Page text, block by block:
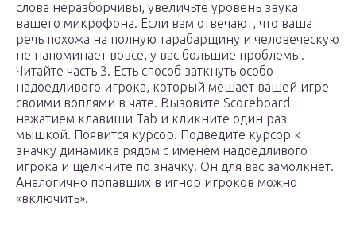
слова неразборчивы, увеличьте уровень звука
вашего микрофона. Если вам отвечают, что ваша
речь похожа на полную тарабарщину и человеческую
не напоминает вовсе, у вас большие проблемы.
Читайте часть 3. Есть способ заткнуть особо
надоедливого игрока, который мешает вашей игре
своими воплями в чате. Вызовите Scoreboard
нажатием клавиши Tab и кликните один раз
мышкой. Появится курсор. Подведите курсор к
значку динамика рядом с именем надоедливого
игрока и щелкните по значку. Он для вас замолкнет.
Аналогично попавших в игнор игроков можно
«включить».